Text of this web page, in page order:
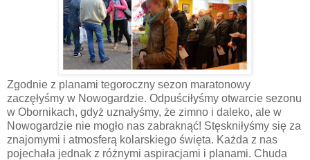
Zgodnie z planami tegoroczny sezon maratonowy
zaczęłyśmy w Nowogardzie. Odpuściłyśmy otwarcie sezonu
w Obornikach, gdyż uznałyśmy, że zimno i daleko, ale w
Nowogardzie nie mogło nas zabraknąć! Stęskniłyśmy się za
znajomymi i atmosferą kolarskiego święta. Każda z nas
pojechała jednak z różnymi aspiracjami i planami. Chuda